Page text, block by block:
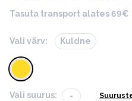
Tasuta transport alates 69€
Vali värv: Kuldne
Vali suurus: -